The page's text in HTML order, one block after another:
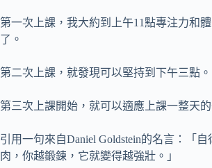
第一次上課，我大約到上午11點專注力和
了。
第二次上課，就發現可以堅持到下午三點。
第三次上課開始，就可以適應上課一整天的
引用一句來自Daniel Goldstein的名言：「自
肉，你越鍛鍊，它就變得越強壯。」